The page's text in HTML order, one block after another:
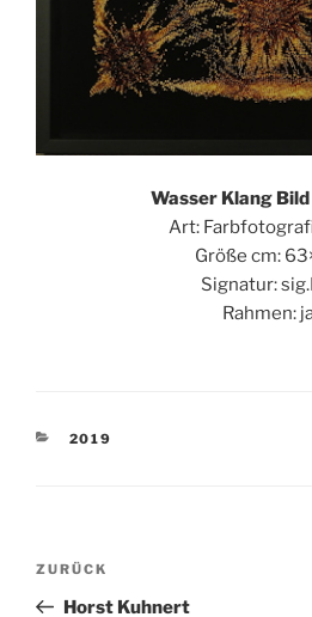
Wasser Klang
Art:
Größe cm:
Signatur:
Rahmen:
KATEGORIEN
2019
Beitragsnavigation
Vorheriger
Beitrag
ZURÜCK
Horst Kuhnert